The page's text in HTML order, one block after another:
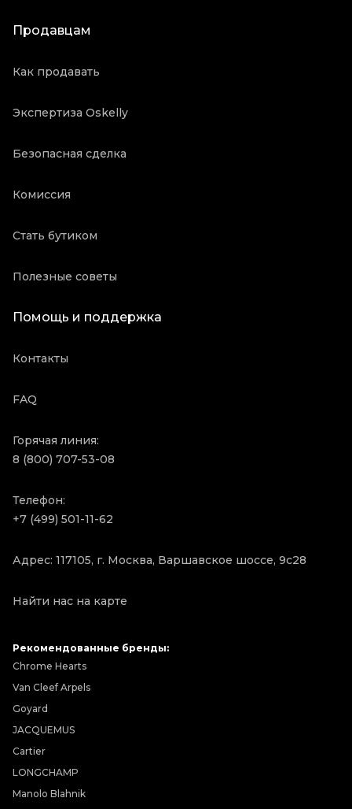
Продавцам
Как продавать
Экспертиза Oskelly
Безопасная сделка
Комиссия
Стать бутиком
Полезные советы
Помощь и поддержка
Контакты
FAQ
Горячая линия:
8 (800) 707-53-08
Телефон:
+7 (499) 501-11-62
Адрес: 117105, г. Москва, Варшавское шоссе, 9с28
Найти нас на карте
Рекомендованные бренды:
Chrome Hearts
Van Cleef Arpels
Goyard
JACQUEMUS
Cartier
LONGCHAMP
Manolo Blahnik